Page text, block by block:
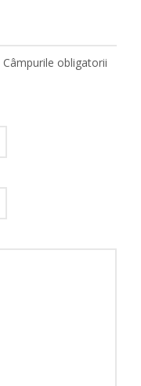
Câmpurile obligatorii